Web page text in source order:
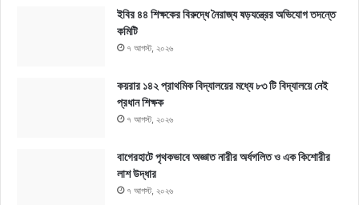
ইবির ৪৪ শিক্ষকের বিরুদ্ধে নৈরাজ্য ষড়যন্ত্রের অভিযোগ তদন্তে
কমিটি
৭ আগস্ট, ২০২৬
কয়রার ১৪২ প্রাথমিক বিদ্যালয়ের মধ্যে ৮৩ টি বিদ্যালয়ে নেই
প্রধান শিক্ষক
৭ আগস্ট, ২০২৬
বাগেরহাটে পৃথকভাবে অজ্ঞাত নারীর অর্ধগলিত ও এক কিশোরীর
লাশ উদ্ধার
৭ আগস্ট, ২০২৬